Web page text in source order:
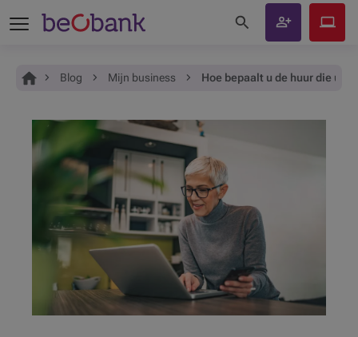
Je bent hier:
Home Blog Mijn business Hoe bepaalt u de huur die uw